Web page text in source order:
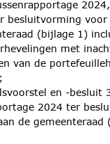
besluitvorming voor
(bijlage 1)
met
van de
en -besluit
2024 ter
de gemeenteraad